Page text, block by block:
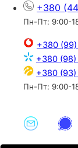
+380
Пн-Пт: 9:00-
+380
+380 (98)
+380 (93)
Пн-Пт: 9:00-